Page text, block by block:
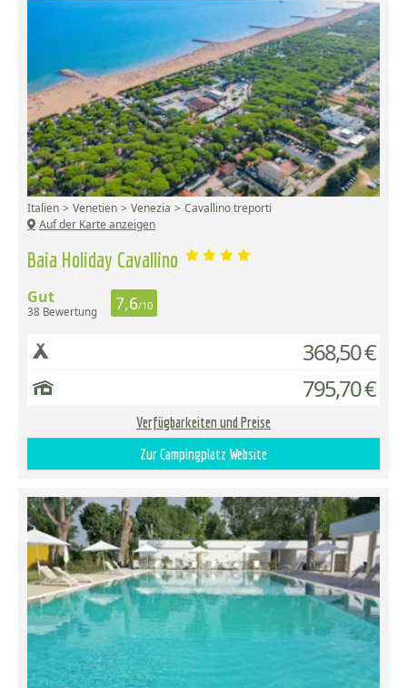
Baia Holiday Cavallino
Italien Venetien Venezia
Cavallino treporti
Auf der Karte anzeigen
Gut
38 Bewertung 7,6/10
368,50 €
795,70 €
Verfügbarkeiten und Preise
Zur Campingplatz Website